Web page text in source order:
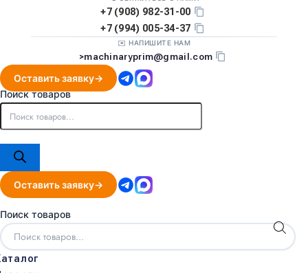
+7 (908) 982-31-00
+7 (994) 005-34-37
✉️ НАПИШИТЕ НАМ
>machinaryprim@gmail.com
Оставить заявку
Поиск товаров
Оставить заявку
Поиск товаров